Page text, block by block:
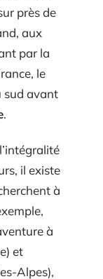
près de
aux
par la
le
sud avant
.
il existe
à
à
et
Alpes),